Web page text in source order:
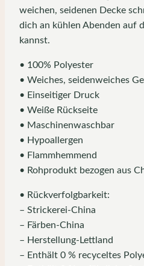
weichen, seidenen Decke
dich an kühlen Abenden auf
kannst.
• 100% Polyester
• Weiches, seidenweiches
• Einseitiger Druck
• Weiße Rückseite
• Maschinenwaschbar
• Hypoallergen
• Flammhemmend
• Rohprodukt bezogen aus
• Rückverfolgbarkeit:
– Strickerei-China
– Färben-China
– Herstellung-Lettland
– Enthält 0 % recyceltes